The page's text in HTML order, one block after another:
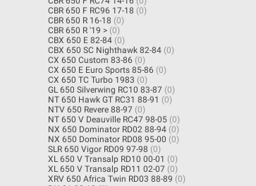
CBR 650 F RC96 17-18 (0)
CBR 650 R 16-18 (0)
CBR 650 R '19 > (0)
CBX 650 E 82-84 (0)
CBX 650 SC Nighthawk 82-84 (0)
CX 650 Custom 83-86 (0)
CX 650 E Euro Sports 85-86 (0)
CX 650 TC Turbo 1983 (0)
GL 650 Silverwing RC10 83-87 (0)
NT 650 Hawk GT RC31 88-91 (0)
NTV 650 Revere 88-97 (0)
NT 650 V Deauville RC47 98-05 (0)
NX 650 Dominator RD02 88-94 (0)
NX 650 Dominator RD08 95-00 (0)
SLR 650 Vigor RD09 97-98 (0)
XL 650 V Transalp RD10 00-01 (0)
XL 650 V Transalp RD11 02-07 (0)
XRV 650 Africa Twin RD03 88-89 (0)